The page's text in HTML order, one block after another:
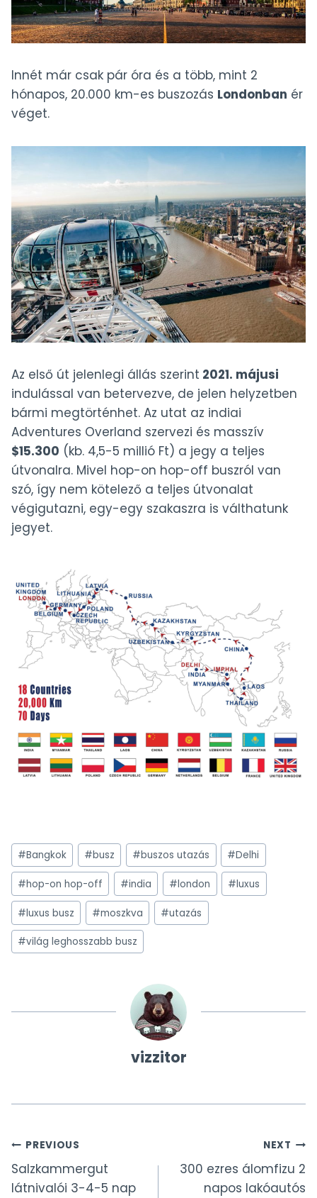
Innét már csak pár óra és a több, mint 2
hónapos, 20.000 km-es buszozás Londonban ér
véget.
Az első út jelenlegi állás szerint 2021. májusi
indulással van betervezve, de jelen helyzetben
bármi megtörténhet. Az utat az indiai
Adventures Overland szervezi és masszív
$15.300 (kb. 4,5-5 millió Ft) a jegy a teljes
útvonalra. Mivel hop-on hop-off buszról van
szó, így nem kötelező a teljes útvonalat
végigutazni, egy-egy szakaszra is válthatunk
jegyet.
Post
Tags:
#Bangkok #busz #buszos utazás #Delhi
#hop-on hop-off #india #london #luxus
#luxus busz #moszkva #utazás
#világ leghosszabb busz
vizzitor
Bejegyzés
navigáció
PREVIOUS
Salzkammergut
látnivalói 3-4-5 nap
NEXT
300 ezres álomfizu 2
napos lakóautós